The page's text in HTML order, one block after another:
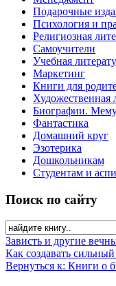
Подарочные
Психология и
Религиозная
Самоучители
Учебная
Маркетинг
Книги для
Художественная
Биографии.
Фантастика
Домашний круг
Эзотерика
Дошкольникам
Студентам и
Поиск по сайту
Зависть и другие
Как создавать сильный
Вернуться к: Книги о